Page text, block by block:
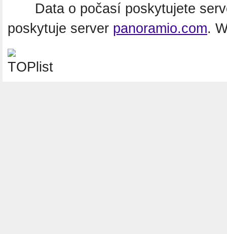
Data o počasí poskytujete
poskytuje server panoramio.com.